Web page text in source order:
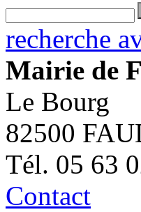
recherche
Mairie de
Le Bourg
82500
Tél. 05 63
Contact